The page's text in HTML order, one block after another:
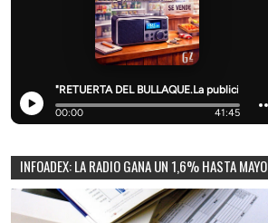
INFOADEX: LA RADIO GANA UN 1,6% HASTA MAYO